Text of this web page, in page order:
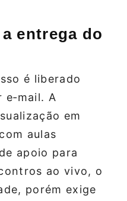
entrega do
é liberado
A
em
aulas
apoio para
ao vivo, o
porém exige